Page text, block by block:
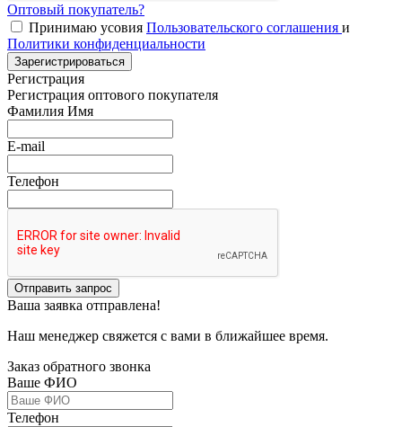
Оптовый покупатель?
Принимаю усовия Пользовательского соглашения и
Политики конфиденциальности
Зарегистрироваться
Регистрация
Регистрация оптового покупателя
Фамилия Имя
E-mail
Телефон
Отправить запрос
Ваша заявка отправлена!
Наш менеджер свяжется с вами в ближайшее время.
Заказ обратного звонка
Ваше ФИО
Телефон